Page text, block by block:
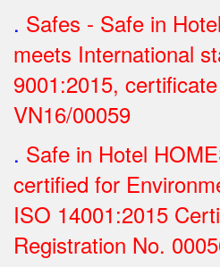
. Safes - Safe in
meets International
9001:2015,
VN16/00059
. Safe in Hotel
certified for
ISO 14001:2015
Registration No.